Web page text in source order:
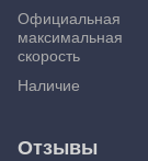
Официальная
максимальная
скорость
Наличие
Отзывы